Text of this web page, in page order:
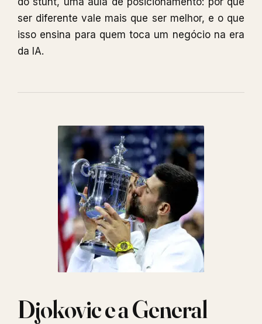
ser diferente vale mais que ser melhor, e o que
isso ensina para quem toca um negócio na era
da IA.
Djokovic e a General